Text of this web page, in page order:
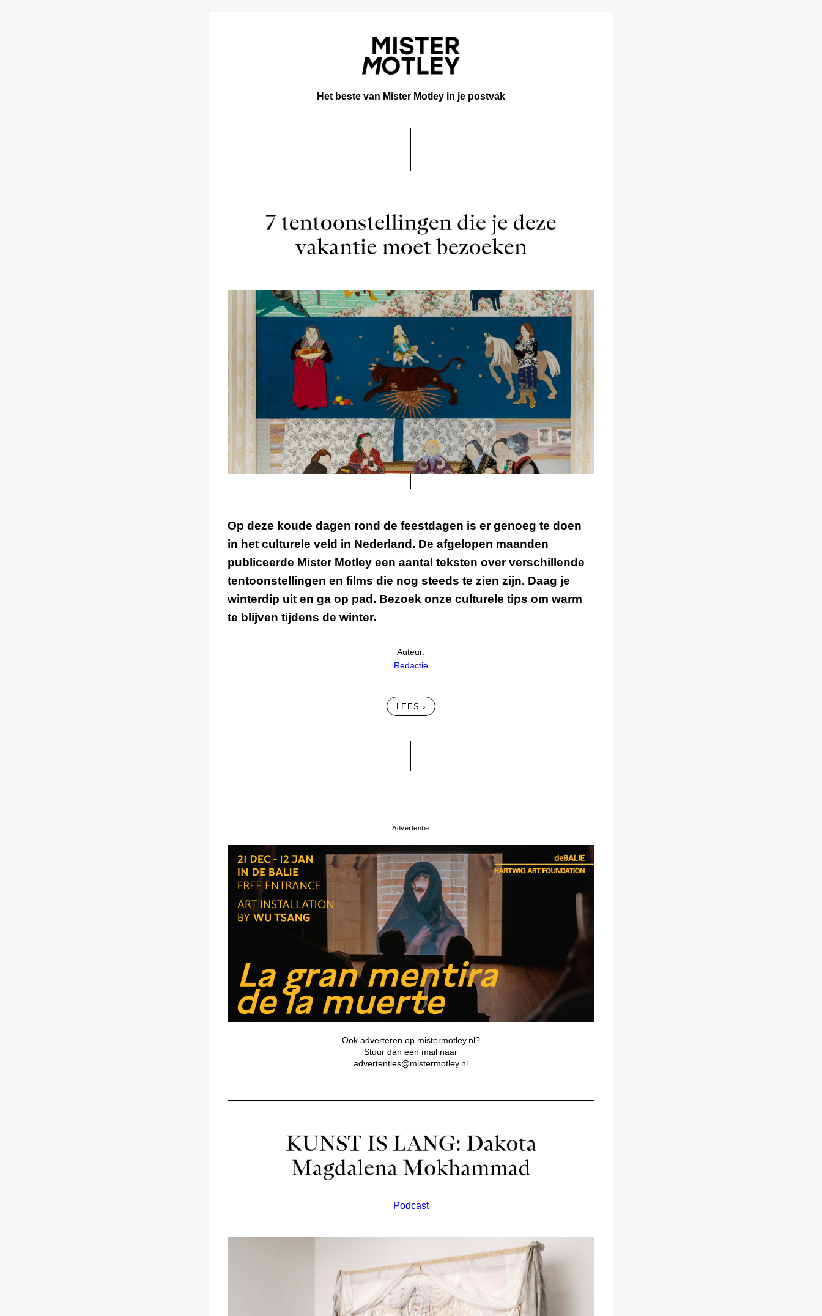
Het beste van Mister Motley in je postvak
Op deze koude dagen rond de feestdagen is er genoeg te doen
in het culturele veld in Nederland. De afgelopen maanden
publiceerde Mister Motley een aantal teksten over verschillende
tentoonstellingen en films die nog steeds te zien zijn. Daag je
winterdip uit en ga op pad. Bezoek onze culturele tips om warm
te blijven tijdens de winter.
Auteur:
Redactie
LEES ›
Advertentie
Ook adverteren op mistermotley.nl?
Stuur dan een mail naar
advertenties@mistermotley.nl
Podcast